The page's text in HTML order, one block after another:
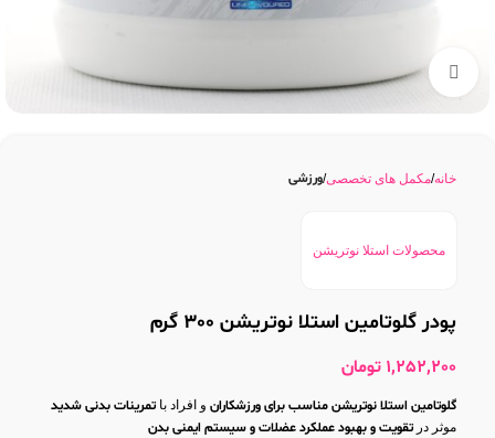
بزرگنمایی تصویر
خانه مکمل های تخصصی ورزشی
محصولات استلا نوتریشن
پودر گلوتامین استلا نوتریشن 300 گرم
1,252,200 تومان
گلوتامین استلا نوتریشن مناسببرای ورزشکاران و افراد با تمرینات بدنی شدید
موثر در تقویت و بهبود عملکرد عضلات و سیستم ایمنی بدن